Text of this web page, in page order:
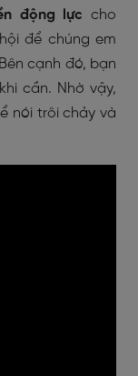
động lực cho
để chúng em
cạnh đó, bạn
cần. Nhờ vậy,
nói trôi chảy và